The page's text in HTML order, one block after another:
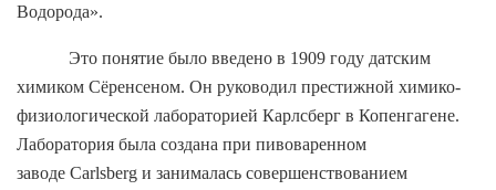
Водорода».
Это понятие было введено в 1909 году датским
химиком Сёренсеном. Он руководил престижной химико-
физиологической лабораторией Карлсберг в Копенгагене.
Лаборатория была создана при пивоваренном
заводе Carlsberg и занималась совершенствованием